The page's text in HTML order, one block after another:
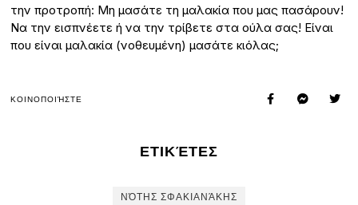
την προτροπή: Μη μασάτε τη μαλακία που μας πασάρουν!
Να την εισπνέετε ή να την τρίβετε στα ούλα σας! Είναι
που είναι μαλακία (νοθευμένη) μασάτε κιόλας;
ΚΟΙΝΟΠΟΙΉΣΤΕ
ΕΤΙΚΈΤΕΣ
ΝΌΤΗΣ ΣΦΑΚΙΑΝΆΚΗΣ